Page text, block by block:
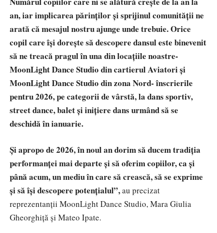
an, iar implicarea părinților și sprijinul comunității ne
arată că mesajul nostru ajunge unde trebuie. Orice
copil care își dorește să descopere dansul este binevenit
să ne treacă pragul în una din locațiile noastre-
MoonLight Dance Studio din cartierul Aviatori și
MoonLight Dance Studio din zona Nord- înscrierile
pentru 2026, pe categorii de vârstă, la dans sportiv,
street dance, balet și inițiere dans urmând să se
deschidă în ianuarie.
Și apropo de 2026, în noul an dorim să ducem tradiția
performanței mai departe și să oferim copiilor, ca și
până acum, un mediu în care să crească, să se exprime
și să își descopere potențialul”,au precizat
reprezentanții MoonLight Dance Studio, Mara Giulia
Gheorghiță și Mateo Ipate.